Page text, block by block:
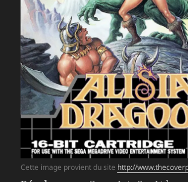
Cette image provient du site http://